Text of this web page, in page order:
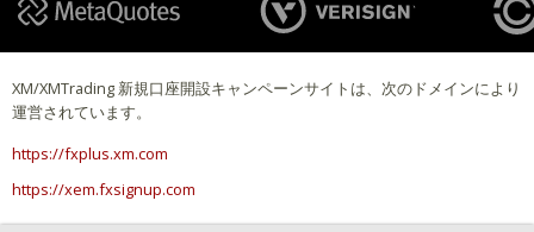
XM/XMTrading 新規口座開設キャンペーンサイトは、次のドメインにより
運営されています。
https://fxplus.xm.com
https://xem.fxsignup.com